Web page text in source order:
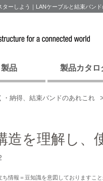
ーしよう｜LANケーブルと結束バン
製品 製品カタロ
・納得、結束バンドのあれこれ
造を理解し、
情報＝豆知識を意図しておりますこ